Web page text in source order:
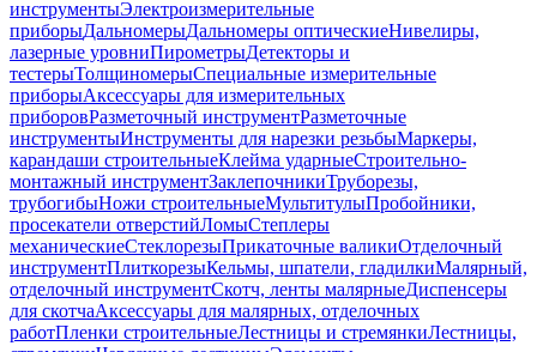
инструментыЭлектроизмерительные
приборыДальномерыДальномеры оптическиеНивелиры,
лазерные уровниПирометрыДетекторы и
тестерыТолщиномерыСпециальные измерительные
приборыАксессуары для измерительных
приборовРазметочный инструментРазметочные
инструментыИнструменты для нарезки резьбыМаркеры,
карандаши строительныеКлейма ударныеСтроительно-
монтажный инструментЗаклепочникиТруборезы,
трубогибыНожи строительныеМультитулыПробойники,
просекатели отверстийЛомыСтеплеры
механическиеСтеклорезыПрикаточные валикиОтделочный
инструментПлиткорезыКельмы, шпатели, гладилкиМалярный,
отделочный инструментСкотч, ленты малярныеДиспенсеры
для скотчаАксессуары для малярных, отделочных
работПленки строительныеЛестницы и стремянкиЛестницы,